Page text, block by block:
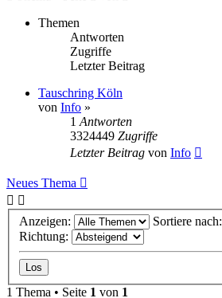
Themen
Antworten
Zugriffe
Letzter Beitrag
Tauschring Köln
von Info »
1 Antworten
3324449 Zugriffe
Letzter Beitrag von Info
Neues Thema
Anzeigen:
Sortiere nach:
Richtung:
1 Thema • Seite 1 von 1